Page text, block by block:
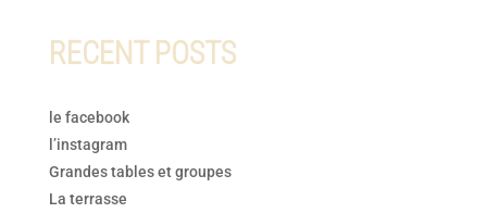
RECENT POSTS
le facebook
l’instagram
Grandes tables et groupes
La terrasse